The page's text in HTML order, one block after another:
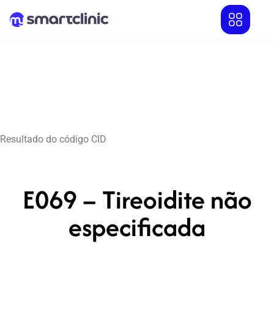
Resultado do código CID
E069 – Tireoidite não
especificada